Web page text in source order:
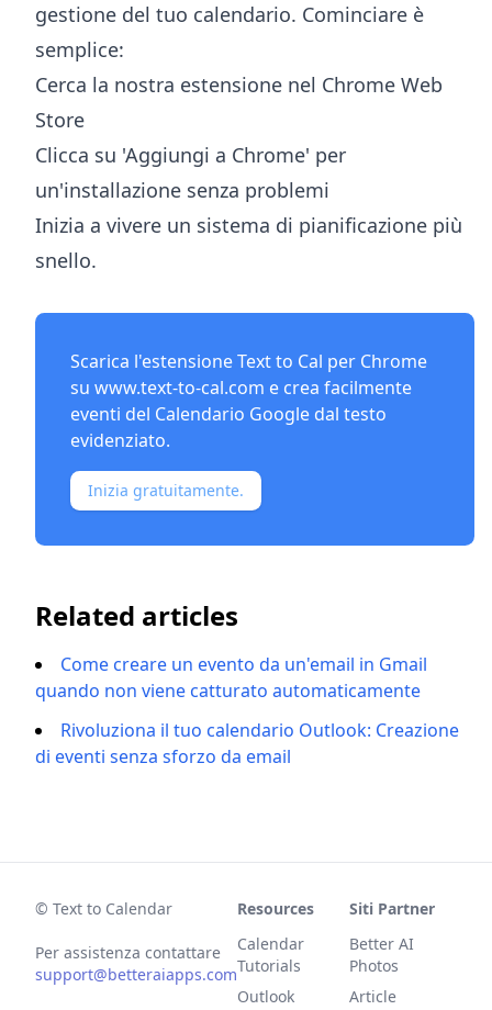
gestione del tuo calendario. Cominciare è
semplice:
Cerca la nostra estensione nel Chrome Web
Store
Clicca su 'Aggiungi a Chrome' per
un'installazione senza problemi
Inizia a vivere un sistema di pianificazione più
snello.
Scarica l'estensione Text to Cal per Chrome
su www.text-to-cal.com e crea facilmente
eventi del Calendario Google dal testo
evidenziato.
Inizia gratuitamente.
Related articles
Come creare un evento da un'email in Gmail
quando non viene catturato automaticamente
Rivoluziona il tuo calendario Outlook: Creazione
di eventi senza sforzo da email
© Text to Calendar
Per assistenza contattare
support@betteraiapps.com
Resources
Calendar
Tutorials
Outlook
Siti Partner
Better AI
Photos
Article